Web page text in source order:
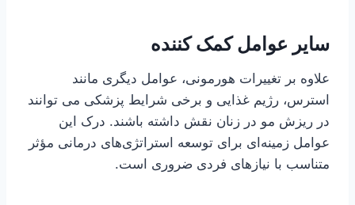
سایر عوامل کمک کننده
علاوه بر تغییرات هورمونی، عوامل دیگری مانند
استرس، رژیم غذایی و برخی شرایط پزشکی می توانند
در ریزش مو در زنان نقش داشته باشند. درک این
عوامل زمینه‌ای برای توسعه استراتژی‌های درمانی مؤثر
متناسب با نیازهای فردی ضروری است.